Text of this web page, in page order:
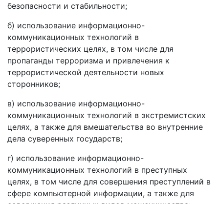
безопасности и стабильности;
б) использование информационно-
коммуникационных технологий в
террористических целях, в том числе для
пропаганды терроризма и привлечения к
террористической деятельности новых
сторонников;
в) использование информационно-
коммуникационных технологий в экстремистских
целях, а также для вмешательства во внутренние
дела суверенных государств;
г) использование информационно-
коммуникационных технологий в преступных
целях, в том числе для совершения преступлений в
сфере компьютерной информации, а также для